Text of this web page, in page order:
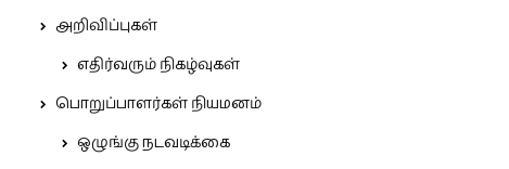
அறிவிப்புகள்
எதிர்வரும் நிகழ்வுகள்
பொறுப்பாளர்கள் நியமனம்
ஒழுங்கு நடவடிக்கை